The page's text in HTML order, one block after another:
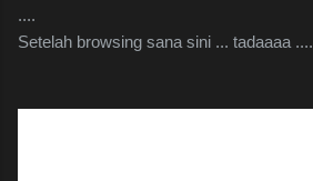
....
Setelah browsing sana sini ... tadaaaa ....